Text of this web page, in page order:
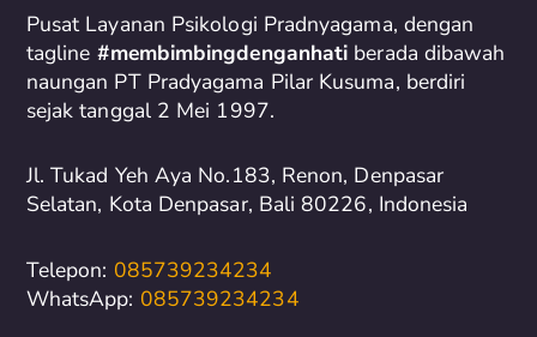
o
r
:
Pusat Layanan Psikologi Pradnyagama, dengan
tagline #membimbingdenganhati berada dibawah
naungan PT Pradyagama Pilar Kusuma, berdiri
sejak tanggal 2 Mei 1997.
Jl. Tukad Yeh Aya No.183, Renon, Denpasar
Selatan, Kota Denpasar, Bali 80226, Indonesia
Telepon: 085739234234
WhatsApp: 085739234234